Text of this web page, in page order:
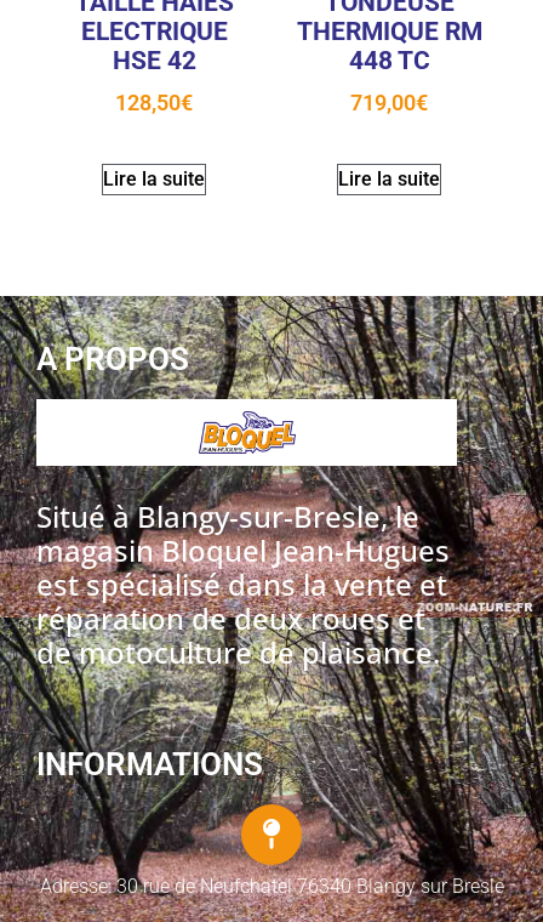
ELECTRIQUE
HSE 42
128,50€
Lire la suite
THERMIQUE RM
448 TC
719,00€
Lire la suite
A PROPOS
Situé à Blangy-sur-Bresle, le
magasin Bloquel Jean-Hugues
est spécialisé dans la vente et
réparation de deux roues et
de motoculture de plaisance.
INFORMATIONS
Adresse: 30 rue de Neufchatel 76340 Blangy sur Bresle